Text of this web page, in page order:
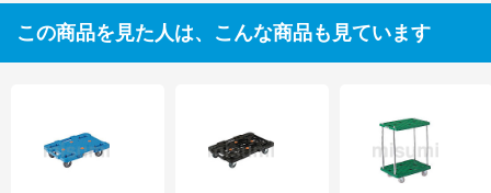
この商品を見た人は、こんな商品も見ています